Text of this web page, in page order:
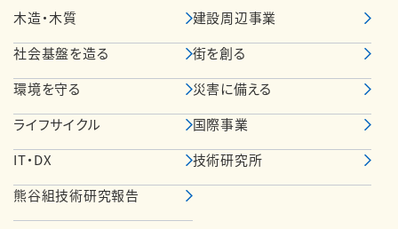
木造・木質
建設周辺事業
社会基盤を造る
街を創る
環境を守る
災害に備える
ライフサイクル
国際事業
IT・DX
技術研究所
熊谷組技術研究報告